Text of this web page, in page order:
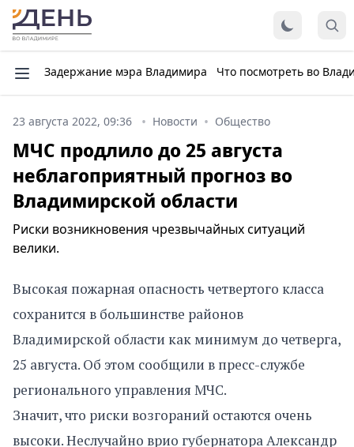
Задержание мэра Владимира Что посмотреть во
23 августа 2022, 09:36 Новости Общество
МЧС продлило до 25 августа
неблагоприятный прогноз во
Владимирской области
Риски возникновения чрезвычайных ситуаций
велики.
Высокая пожарная опасность четвертого класса
сохранится в большинстве районов
Владимирской области как минимум до четверга,
25 августа. Об этом сообщили в пресс-службе
регионального управления МЧС.
Значит, что риски возгораний остаются очень
высоки. Неслучайно врио губернатора Александр